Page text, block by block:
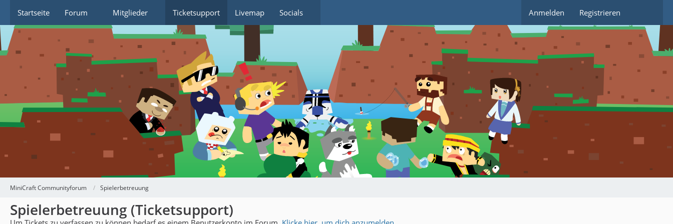
Startseite Forum Mitglieder Ticketsupport Livemap Socials Anmelden Registrieren
MiniCraft Communityforum Spielerbetreuung
Spielerbetreuung (Ticketsupport)